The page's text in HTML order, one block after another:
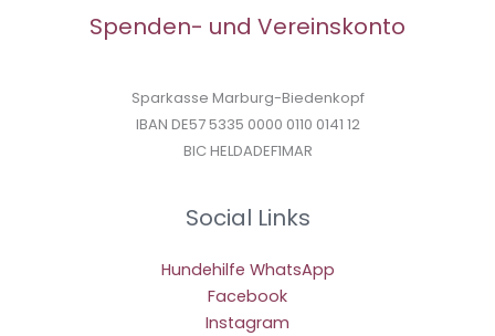
Spenden- und Vereinskonto
Sparkasse Marburg-Biedenkopf
IBAN DE57 5335 0000 0110 0141 12
BIC HELDADEF1MAR
Social Links
Hundehilfe WhatsApp
Facebook
Instagram